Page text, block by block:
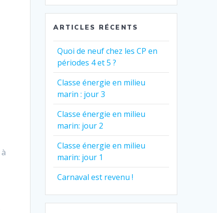
:
ARTICLES RÉCENTS
Quoi de neuf chez les CP en
périodes 4 et 5 ?
Classe énergie en milieu
marin : jour 3
Classe énergie en milieu
marin: jour 2
Classe énergie en milieu
marin: jour 1
Carnaval est revenu !